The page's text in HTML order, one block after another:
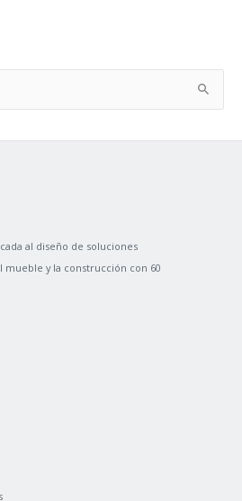
al diseño de soluciones
y la construcción con 60